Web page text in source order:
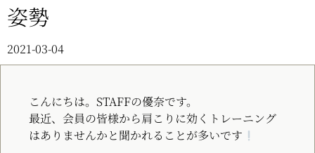
姿勢
2021-03-04
こんにちは。STAFFの優奈です。
最近、会員の皆様から肩こりに効くトレーニング
はありませんかと聞かれることが多いです